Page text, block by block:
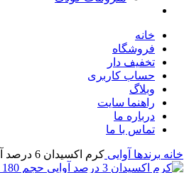
خانه
فروشگاه
تخفیف دار
حساب کاربری
وبلاگ
راهنما سایت
درباره ما
تماس با ما
برندهاآوایی کرم اکسیدان 6 درصد آوایی حجم 180 میل